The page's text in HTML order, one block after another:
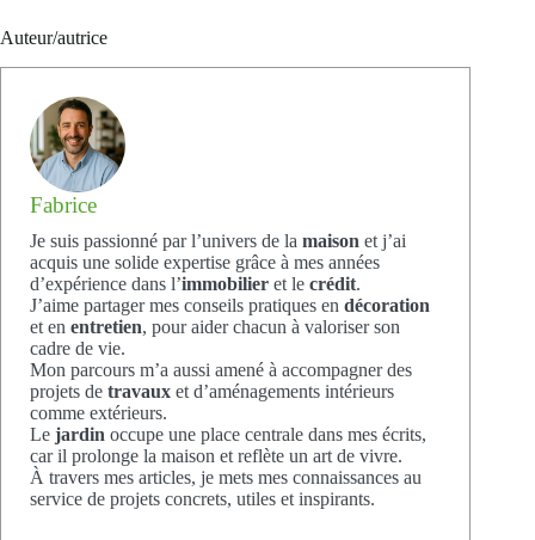
Auteur/autrice
Fabrice
Je suis passionné par l’univers de la maison et j’ai
acquis une solide expertise grâce à mes années
d’expérience dans l’immobilier et le crédit.
J’aime partager mes conseils pratiques en décoration
et en entretien, pour aider chacun à valoriser son
cadre de vie.
Mon parcours m’a aussi amené à accompagner des
projets de travaux et d’aménagements intérieurs
comme extérieurs.
Le jardin occupe une place centrale dans mes écrits,
car il prolonge la maison et reflète un art de vivre.
À travers mes articles, je mets mes connaissances au
service de projets concrets, utiles et inspirants.